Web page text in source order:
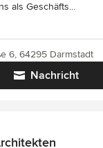
als Geschäfts...
Nachricht
6, 64295 Darmstadt